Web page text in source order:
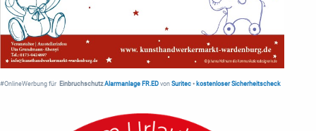
#OnlineWerbung für Einbruchschutz Alarmanlage FR.ED von Suritec • kostenloser Sicherheitscheck